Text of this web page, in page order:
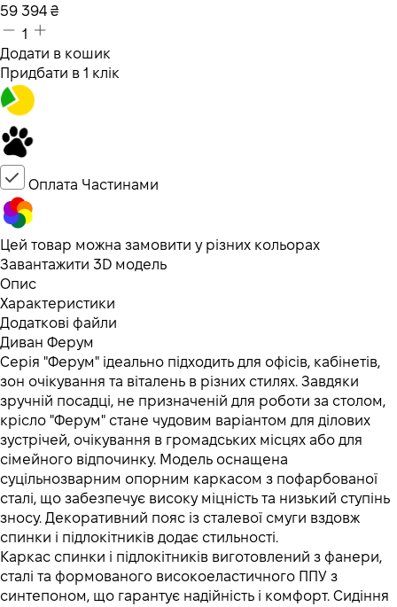
59 394 ₴
1
Додати в кошик
Придбати в 1 клік
Оплата Частинами
Цей товар можна замовити у різних кольорах
Завантажити 3D модель
Опис
Характеристики
Додаткові файли
Диван Ферум
Серія "Ферум" ідеально підходить для офісів, кабінетів,
зон очікування та віталень в різних стилях. Завдяки
зручній посадці, не призначеній для роботи за столом,
крісло "Ферум" стане чудовим варіантом для ділових
зустрічей, очікування в громадських місцях або для
сімейного відпочинку. Модель оснащена
суцільнозварним опорним каркасом з пофарбованої
сталі, що забезпечує високу міцність та низький ступінь
зносу. Декоративний пояс із сталевої смуги вздовж
спинки і підлокітників додає стильності.
Каркас спинки і підлокітників виготовлений з фанери,
сталі та формованого високоеластичного ППУ з
синтепоном, що гарантує надійність і комфорт. Сидіння